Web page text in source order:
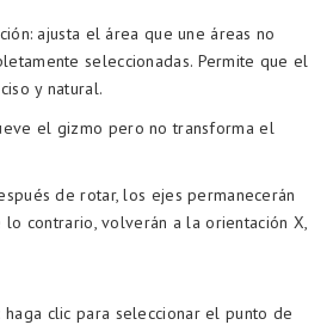
ajusta el área que une áreas no
seleccionadas. Permite que el
y natural.
el gizmo pero no transforma el
de rotar, los ejes permanecerán
contrario, volverán a la orientación X,
haga clic para seleccionar el punto de